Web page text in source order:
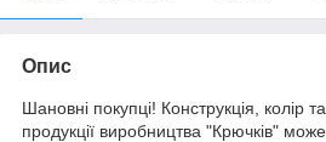
Опис
Шановні покупці! Конструкція, колір
продукції виробництва "Крючків"